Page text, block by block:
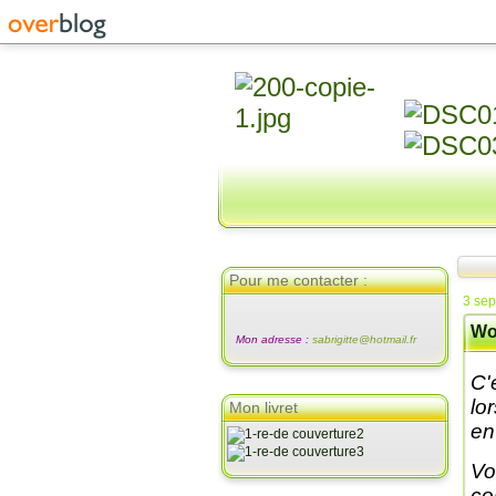
Pour me contacter :
Mon adresse : sabrigitte@hotmail.fr
Mon livret
3